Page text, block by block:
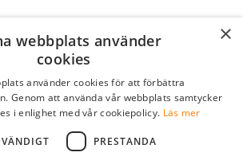
×
webbplats använder
cookies
använder cookies för att förbättra
Genom att använda vår webbplats samtycker
i enlighet med vår cookiepolicy. Läs mer
PRESTANDA